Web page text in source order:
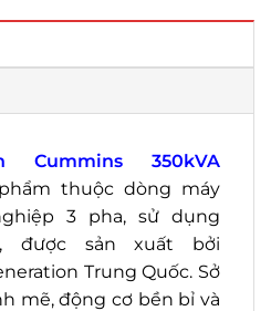
350kVA
thuộc dòng máy
3 pha, sử dụng
được sản xuất bởi
Trung Quốc. Sở
mẽ, động cơ bền bỉ và